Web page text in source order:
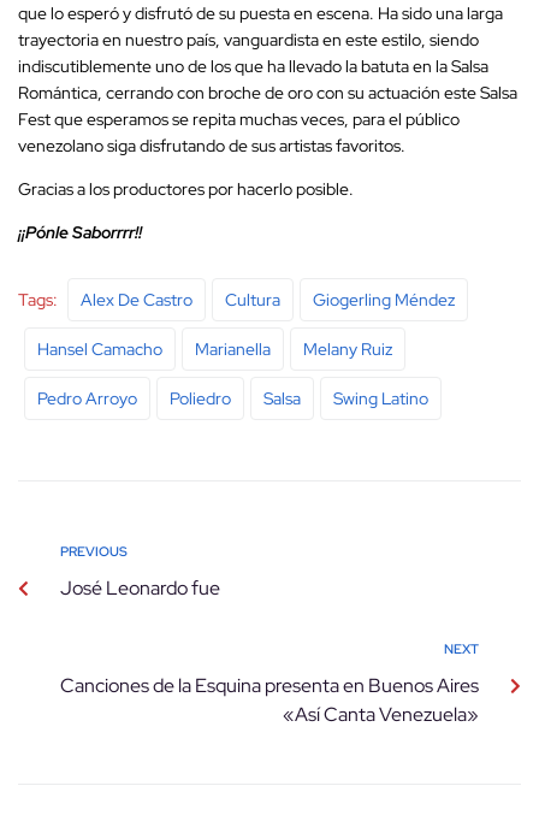
que lo esperó y disfrutó de su puesta en escena. Ha sido una larga
trayectoria en nuestro país, vanguardista en este estilo, siendo
indiscutiblemente uno de los que ha llevado la batuta en la Salsa
Romántica, cerrando con broche de oro con su actuación este Salsa
Fest que esperamos se repita muchas veces, para el público
venezolano siga disfrutando de sus artistas favoritos.
Gracias a los productores por hacerlo posible.
¡¡Pónle Saborrrr!!
Tags: Alex De Castro Cultura Giogerling Méndez
Hansel Camacho Marianella Melany Ruiz
Pedro Arroyo Poliedro Salsa Swing Latino
PREVIOUS
José Leonardo fue
NEXT
Canciones de la Esquina presenta en Buenos Aires
«Así Canta Venezuela»